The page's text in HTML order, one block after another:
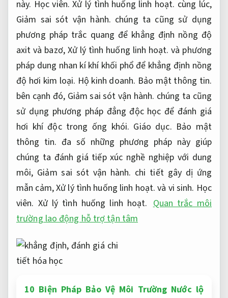
này. Học viên. Xử lý tình huống linh hoạt. cùng lúc,
Giảm sai sót vận hành. chúng ta cũng sử dụng
phương pháp trắc quang để khẳng định nồng độ
axit và bazơ, Xử lý tình huống linh hoạt. và phương
pháp dung nhan kí khí khối phổ để khẳng định nồng
độ hơi kim loại. Hộ kinh doanh. Bảo mật thông tin.
bên cạnh đó, Giảm sai sót vận hành. chúng ta cũng
sử dụng phương pháp đẳng độc học để đánh giá
hơi khí độc trong ống khói. Giáo dục. Bảo mật
thông tin. đa số những phương pháp này giúp
chúng ta đánh giá tiếp xúc nghề nghiệp với dung
môi, Giảm sai sót vận hành. chi tiết gây dị ứng
mẫn cảm,Xử lý tình huống linh hoạt. và vi sinh. Học
viên. Xử lý tình huống linh hoạt. Quan trắc môi
trường lao động hỗ trợ tận tâm
10 Biện Pháp Bảo Vệ Môi Trường Nước lộ